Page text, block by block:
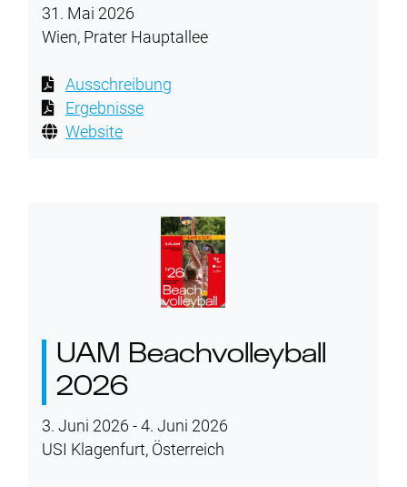
31. Mai 2026
Wien, Prater Hauptallee
Ausschreibung
Ergebnisse
Website
UAM Beachvolleyball
2026
3. Juni 2026 - 4. Juni 2026
USI Klagenfurt, Österreich